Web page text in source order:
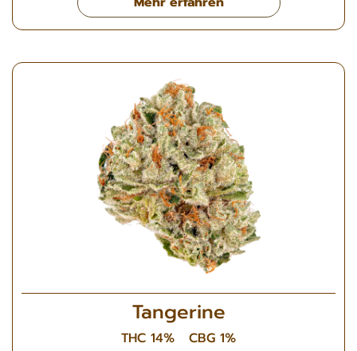
THC 25-30% CBD -
Sexuelle Aktivierung
Mehr erfahren